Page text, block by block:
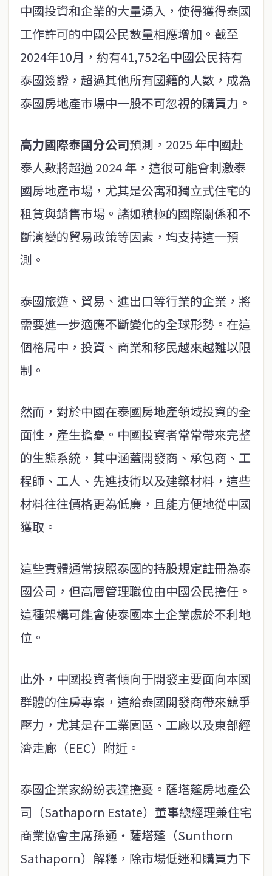
中國投資和企業的大量湧入，使得獲得泰國
工作許可的中國公民數量相應增加。截至
2024年10月，約有41,752名中國公民持有
泰國簽證，超過其他所有國籍的人數，成為
泰國房地產市場中一股不可忽視的購買力。
高力國際泰國分公司預測，2025 年中國赴
泰人數將超過 2024 年，這很可能會刺激泰
國房地產市場，尤其是公寓和獨立式住宅的
租賃與銷售市場。諸如積極的國際關係和不
斷演變的貿易政策等因素，均支持這一預
測。
泰國旅遊、貿易、進出口等行業的企業，將
需要進一步適應不斷變化的全球形勢。在這
個格局中，投資、商業和移民越來越難以限
制。
然而，對於中國在泰國房地產領域投資的全
面性，產生擔憂。中國投資者常常帶來完整
的生態系統，其中涵蓋開發商、承包商、工
程師、工人、先進技術以及建築材料，這些
材料往往價格更為低廉，且能方便地從中國
獲取。
這些實體通常按照泰國的持股規定註冊為泰
國公司，但高層管理職位由中國公民擔任。
這種架構可能會使泰國本土企業處於不利地
位。
此外，中國投資者傾向于開發主要面向本國
群體的住房專案，這給泰國開發商帶來競爭
壓力，尤其是在工業園區、工廠以及東部經
濟走廊（EEC）附近。
泰國企業家紛紛表達擔憂。薩塔蓬房地產公
司（Sathaporn Estate）董事總經理兼住宅
商業協會主席孫通・薩塔蓬（Sunthorn
Sathaporn）解釋，除市場低迷和購買力下